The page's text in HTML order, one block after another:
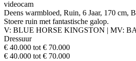
videocam
Deens warmbloed, Ruin, 6 Jaar, 170 cm,
Stoere ruin met fantastische galop.
V: BLUE HORSE KINGSTON | MV:
Dressuur
€ 40.000 tot € 70.000
€ 40.000 tot € 70.000